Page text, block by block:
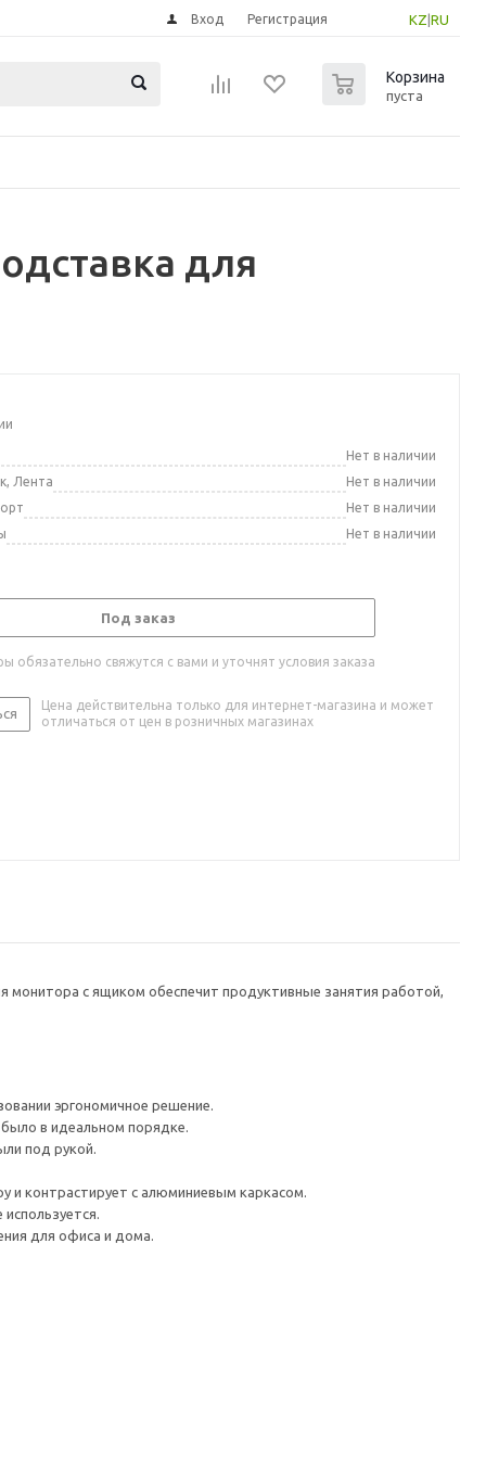
KZ RU
Вход Регистрация
Корзина
пуста
для
Нет в наличии
Лента
Нет в наличии
Нет в наличии
Нет в наличии
Под заказ
обязательно свяжутся с вами и уточнят условия заказа
Цена действительна только для интернет-магазина и может
отличаться от цен в розничных магазинах
монитора с ящиком обеспечит продуктивные занятия работой,
эргономичное решение.
в идеальном порядке.
под рукой.
контрастирует с алюминиевым каркасом.
для офиса и дома.